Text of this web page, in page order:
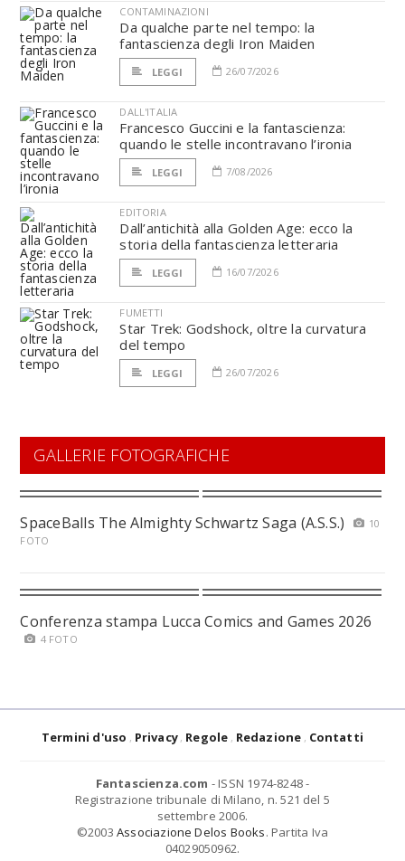
CONTAMINAZIONI
Da qualche parte nel tempo: la
fantascienza degli Iron Maiden
LEGGI 26/07/2026
DALL'ITALIA
Francesco Guccini e la fantascienza:
quando le stelle incontravano l’ironia
LEGGI 7/08/2026
EDITORIA
Dall’antichità alla Golden Age: ecco la
storia della fantascienza letteraria
LEGGI 16/07/2026
FUMETTI
Star Trek: Godshock, oltre la curvatura
del tempo
LEGGI 26/07/2026
GALLERIE FOTOGRAFICHE
SpaceBalls The Almighty Schwartz Saga (A.S.S.)
10
FOTO
Conferenza stampa Lucca Comics and Games 2026
4 FOTO
Termini d'uso Privacy Regole Redazione Contatti
Fantascienza.com - ISSN 1974-8248 -
Registrazione tribunale di Milano, n. 521 del 5
settembre 2006.
©2003 Associazione Delos Books. Partita Iva
04029050962.